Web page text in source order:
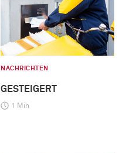
NACHRICHTEN
GESTEIGERT
1 Min